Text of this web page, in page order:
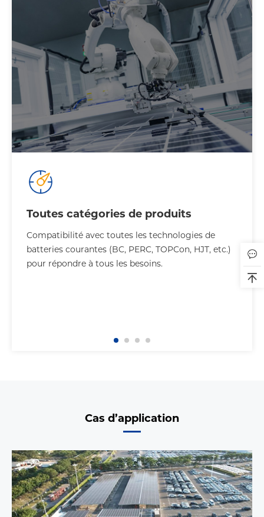
Toutes catégories de produits
Compatibilité avec toutes les technologies de
batteries courantes (BC, PERC, TOPCon, HJT, etc.)
pour répondre à tous les besoins.
Cas d’application